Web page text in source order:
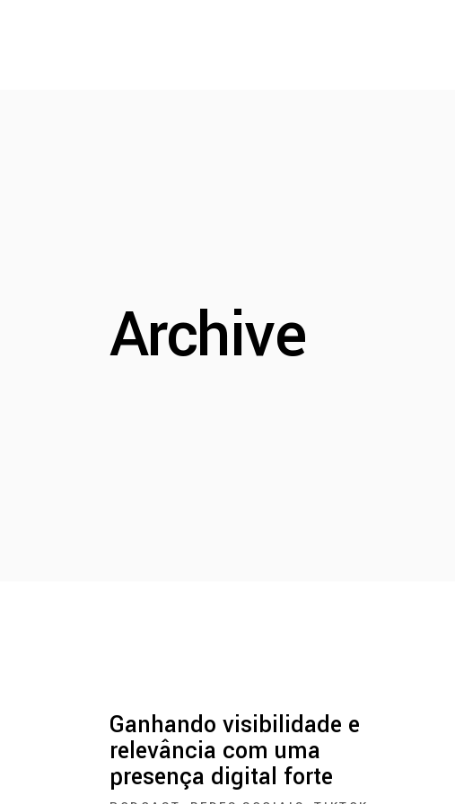
Archive
Ganhando visibilidade e
relevância com uma
presença digital forte